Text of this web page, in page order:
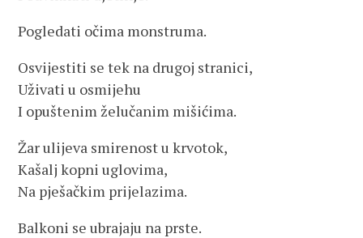
Pogledati očima monstruma.
Osvijestiti se tek na drugoj stranici,
Uživati u osmijehu
I opuštenim želučanim mišićima.
Žar ulijeva smirenost u krvotok,
Kašalj kopni uglovima,
Na pješačkim prijelazima.
Balkoni se ubrajaju na prste.